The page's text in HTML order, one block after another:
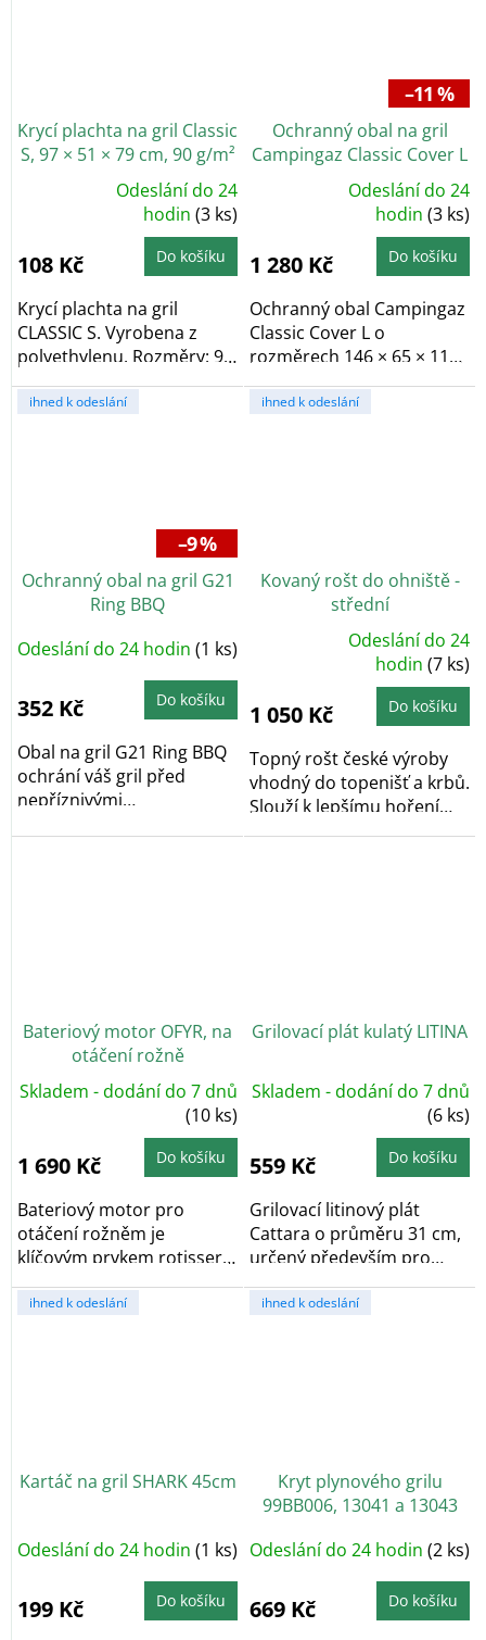
Krycí plachta na gril Classic
S, 97 × 51 × 79 cm, 90 g/m²
5,0
z
5
Odeslání do 24
hodin(3 ks)
108 Kč Do košíku
Krycí plachta na gril
CLASSIC S. Vyrobena z
polyethylenu. Rozměry: 97
× 51 × 79 cm....
–11 %
Ochranný obal na gril
Campingaz Classic Cover L
pro 3 Series
5,0
z
5
Odeslání do 24
hodin(3 ks)
1 280 Kč Do košíku
Ochranný obal Campingaz
Classic Cover L o
rozměrech 146 × 65 × 118
cm je určen pro...
ihned k odeslání
–9 %
Ochranný obal na gril G21
Ring BBQ
Odeslání do 24 hodin (1 ks)
352 Kč Do košíku
Obal na gril G21 Ring BBQ
ochrání váš gril před
nepříznivými
ihned k odeslání
Kovaný rošt do ohniště -
střední
5,0
z
5
Odeslání do 24
hodin(7 ks)
1 050 Kč Do košíku
Topný rošt české výroby
vhodný do topenišť a krbů.
Slouží k lepšímu hoření
dřeva díky...
Bateriový motor OFYR, na
otáčení rožně
Skladem - dodání do 7 dnů
(10 ks)
1 690 Kč Do košíku
Bateriový motor pro
otáčení rožněm je
klíčovým prvkem rotisserie
setu, který vám...
Grilovací plát kulatý LITINA
Skladem - dodání do 7 dnů
(6 ks)
559 Kč Do košíku
Grilovací litinový plát
Cattara o průměru 31 cm,
určený především pro
grilování...
ihned k odeslání
Kartáč na gril SHARK 45cm
Odeslání do 24 hodin (1 ks)
199 Kč Do košíku
ihned k odeslání
Kryt plynového grilu
99BB006, 13041 a 13043
Odeslání do 24 hodin (2 ks)
669 Kč Do košíku